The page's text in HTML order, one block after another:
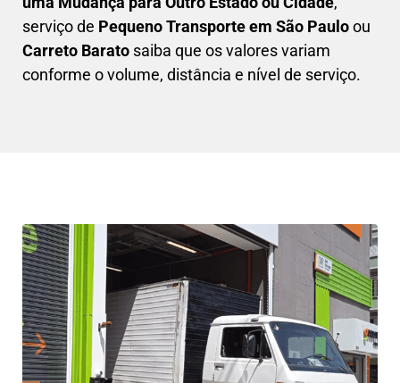
serviço de Pequeno Transporte em São Pauloou
Carreto Barato saiba que os valores variam
conforme o volume, distância e nível de serviço.